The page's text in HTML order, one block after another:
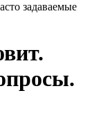
задаваемые